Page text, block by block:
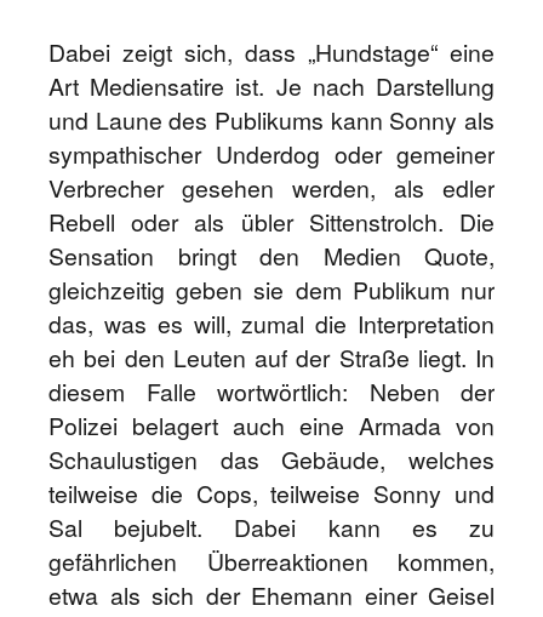
Dabei zeigt sich, dass „Hundstage“ eine
Art Mediensatire ist. Je nach Darstellung
und Laune des Publikums kann Sonny als
sympathischer Underdog oder gemeiner
Verbrecher gesehen werden, als edler
Rebell oder als übler Sittenstrolch. Die
Sensation bringt den Medien Quote,
gleichzeitig geben sie dem Publikum nur
das, was es will, zumal die Interpretation
eh bei den Leuten auf der Straße liegt. In
diesem Falle wortwörtlich: Neben der
Polizei belagert auch eine Armada von
Schaulustigen das Gebäude, welches
teilweise die Cops, teilweise Sonny und
Sal bejubelt. Dabei kann es zu
gefährlichen Überreaktionen kommen,
etwa als sich der Ehemann einer Geisel